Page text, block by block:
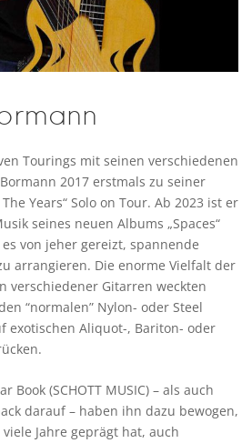
Tourings mit seinen verschiedenen
2017 erstmals zu seiner
Years“ Solo on Tour. Ab 2023 ist er
seines neuen Albums „Spaces“
von jeher gereizt, spannende
arrangieren. Die enorme Vielfalt der
verschiedener Gitarren weckten
“normalen” Nylon- oder Steel
exotischen Aliquot-, Bariton- oder
Book (SCHOTT MUSIC) – als auch
darauf – haben ihn dazu bewogen,
Jahre geprägt hat, auch